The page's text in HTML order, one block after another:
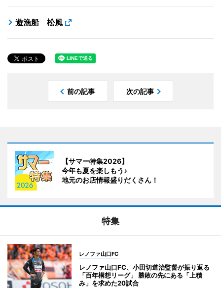
遊漁船 松風
前の記事 次の記事
【サマー特集2026】
今年も夏を楽しもう♪
地元のお店情報盛りだくさん！
特集
レノファ山口FC
レノファ山口FC、小田切道治監督が振り返る
「百年構想リーグ」 勝敗の先にある「上積
み」を求めた20試合